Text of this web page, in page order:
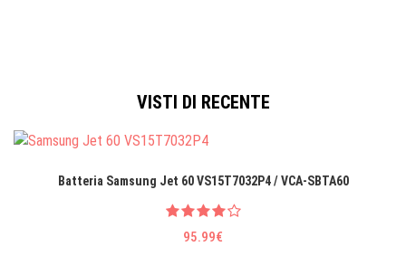
VISTI DI RECENTE
Batteria Samsung Jet 60 VS15T7032P4 / VCA-SBTA60
95.99€